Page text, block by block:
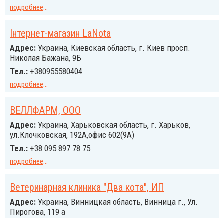
подробнее...
Інтернет-магазин LaNota
Адрес: Украина, Киевская область, г. Киев просп.
Николая Бажана, 9Б
Тел.: +380955580404
подробнее...
ВЕЛЛФАРМ, ООО
Адрес: Украина, Харьковская область, г. Харьков,
ул.Клочковская, 192А,офис 602(9А)
Тел.: +38 095 897 78 75
подробнее...
Ветеринарная клиника "Два кота", ИП
Адрес: Украина, Винницкая область, Винница г., Ул.
Пирогова, 119 а